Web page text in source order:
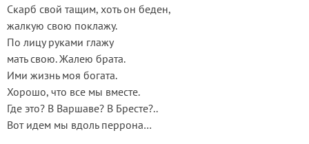
Скарб свой тащим, хоть он беден,
жалкую свою поклажу.
По лицу руками глажу
мать свою. Жалею брата.
Ими жизнь моя богата.
Хорошо, что все мы вместе.
Где это? В Варшаве? В Бресте?..
Вот идем мы вдоль перрона…